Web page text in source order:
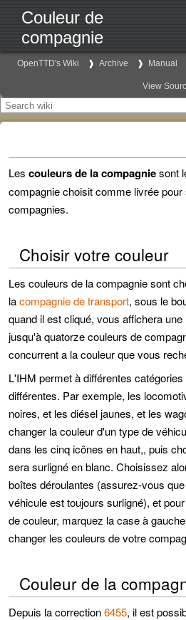
Couleur de
compagnie
OpenTTD's Wiki Archive Manual
View
Les couleurs de la compagniesont
compagnie choisit comme livrée
compagnies.
Choisir votre couleur
Les couleurs de la compagnie sont
lacompagnie de transport, sous le
quand il est cliqué, vous affichera
jusqu'à quatorze couleurs de
concurrent a la couleur que vous
L'IHM permet à différentes
différentes. Par exemple, les
noires, et les diésel jaunes, et les
changer la couleur d'un type de
dans les cinq icônes en haut,, puis
sera surligné en blanc. Choisissez
boîtes déroulantes (assurez-vous
véhicule est toujours surligné), et
de couleur, marquez la case à
changer les couleurs de votre
Couleur de la
Depuis la correction6455, il est